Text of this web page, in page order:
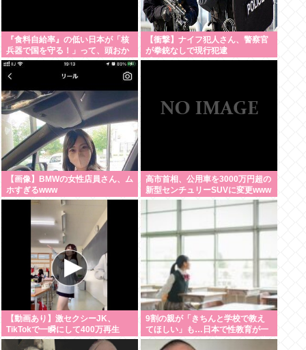
『食料自給率』の低い日本が「核
兵器で国を守る！」って、頭おか
しくね？食べ物止められたら終わ
りじゃん
【衝撃】ナイフ犯人さん、警察官
が拳銃なしで現行犯逮
捕・・・・・・・・・
【画像】BMWの女性店員さん、ム
ホすぎるwww
高市首相、公用車を3000万円超の
新型センチュリーSUVに変更www
【動画あり】激セクシーJK、
TikTokで一瞬にして400万再生
www
9割の親が「きちんと学校で教え
てほしい」も…日本で性教育が一
向に進まない裏事情を元教師が指